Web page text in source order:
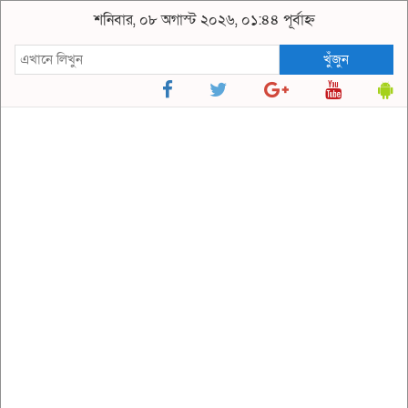
শনিবার, ০৮ অগাস্ট ২০২৬, ০১:৪৪ পূর্বাহ্ন
খুঁজুন